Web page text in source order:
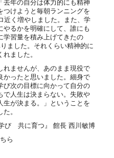
去年の自分は体力的にも精神
つけようと毎朝ランニングを
近く増やしました。また、学
るかを明確にして、誰にも
学習量を積み上げてきたの
ました。それくらい精神的に
ました。
れませんが、あのまま現役で
かったと思いました。細身で
び次の目標に向かって自分の
人生は決まらない。失敗や
生が決まる。」ということを
。
学び 共に育つ』 館長 西川敏博
ら